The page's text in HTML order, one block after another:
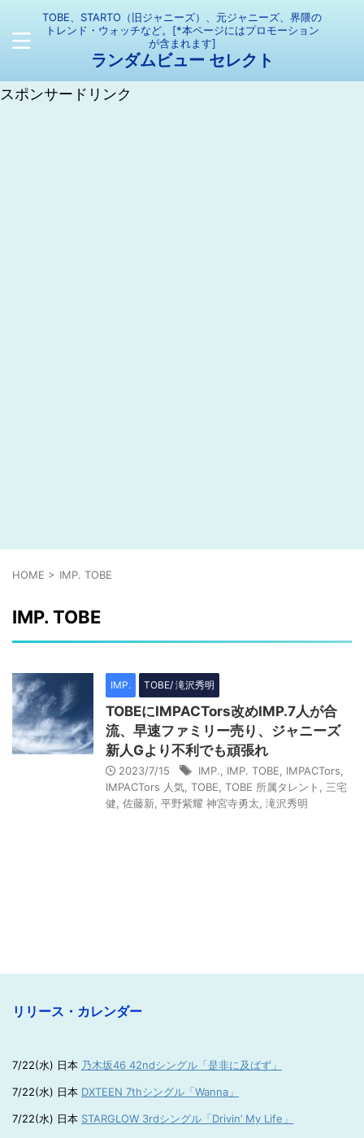
TOBE、STARTO（旧ジャニーズ）、元ジャニーズ、界隈の
トレンド・ウォッチなど。[*本ページにはプロモーション
が含まれます]
ランダムビュー セレクト
スポンサードリンク
HOME > IMP. TOBE
IMP. TOBE
IMP. TOBE/ 滝沢秀明
TOBEにIMPACTors改めIMP.7人が合
流、早速ファミリー売り、ジャニーズ
新人Gより不利でも頑張れ
2023/7/15 IMP. IMP. TOBE IMPACTors
IMPACTors 人気 TOBE TOBE 所属タレント
三宅
健 佐藤新 平野紫耀 神宮寺勇太 滝沢秀明
リリース・カレンダー
7/22(水) 日本 乃木坂46 42ndシングル「是非に及ばず」
7/22(水) 日本 DXTEEN 7thシングル「Wanna」
7/22(水) 日本 STARGLOW 3rdシングル「Drivin’ My Life」